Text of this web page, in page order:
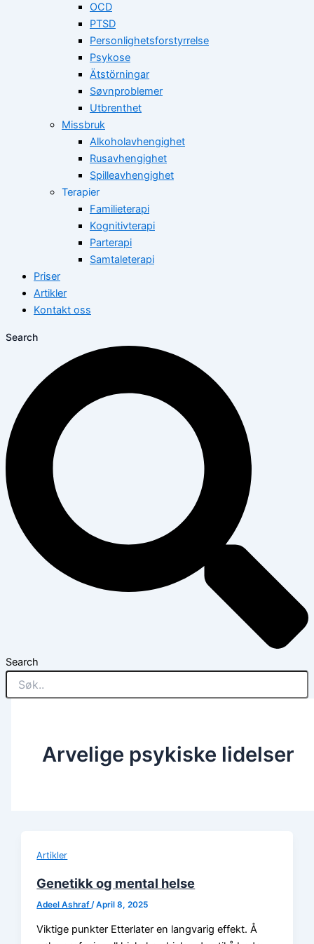
OCD
PTSD
Personlighetsforstyrrelse
Psykose
Ätstörningar
Søvnproblemer
Utbrenthet
Missbruk
Alkoholavhengighet
Rusavhengighet
Spilleavhengighet
Terapier
Familieterapi
Kognitivterapi
Parterapi
Samtaleterapi
Priser
Artikler
Kontakt oss
Search
Search
Arvelige psykiske lidelser
Artikler
Genetikk og mental helse
Adeel Ashraf /April 8, 2025
Viktige punkter Etterlater en langvarig effekt. Å